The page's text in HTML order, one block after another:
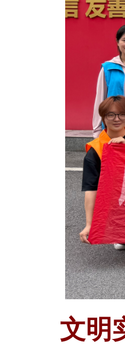
文明